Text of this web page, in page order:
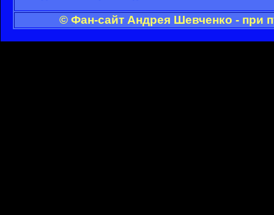
© Фан-сайт Андрея Шевченко - при